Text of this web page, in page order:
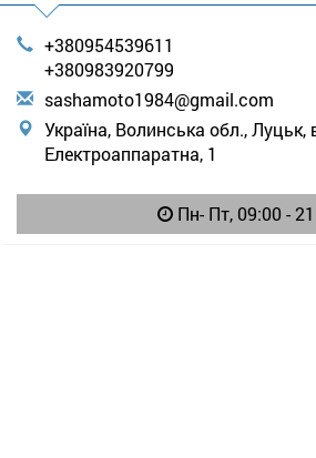
+380954539611
+380983920799
sashamoto1984@gmail.com
Україна, Волинська обл., Луцьк,
Електроаппаратна, 1
Пн- Пт, 09:00 -